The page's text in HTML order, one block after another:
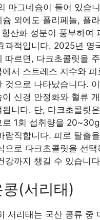
마그네슘이 들어 있습
슘 외에도 폴리페놀, 플
산화 성분이 풍부하여
과적입니다. 2025년 영
따르면, 다크초콜릿을
에서 스트레스 지수와 피
것으로 나타났습니다.
이 신경 안정화와 혈류
됩니다. 단, 다크초콜릿
로 1회 섭취량을
람직합니다. 피로 탈출
으로 다크초콜릿을 선
강까지 챙길 수 있습니
(서리태)
서리태는 국산 콩류 중